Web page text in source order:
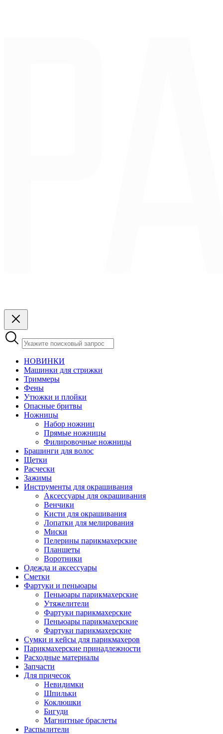
НОВИНКИ
Машинки для стрижки
Триммеры
Фены
Утюжки и плойки
Опасные бритвы
Ножницы
Набор ножниц
Прямые ножницы
Филировочные ножницы
Брашинги для волос
Щетки
Расчески
Зажимы
Инструменты для окрашивания
Аксессуары для окрашивания
Венчики
Кисти для окрашивания
Лопатки для мелирования
Миски
Пелерины парикмахерские
Планшеты
Воротники
Одежда и аксессуары
Сметки
Фартуки и пеньюары
Пеньюары парикмахерские
Утяжелители
Фартуки парикмахерские
Пеньюары парикмахерские
Фартуки парикмахерские
Сумки и кейсы для парикмахеров
Парикмахерские принадлежности
Расходные материалы
Запчасти
Для причесок
Невидимки
Шпильки
Коклюшки
Бигуди
Магнитные браслеты
Распылители